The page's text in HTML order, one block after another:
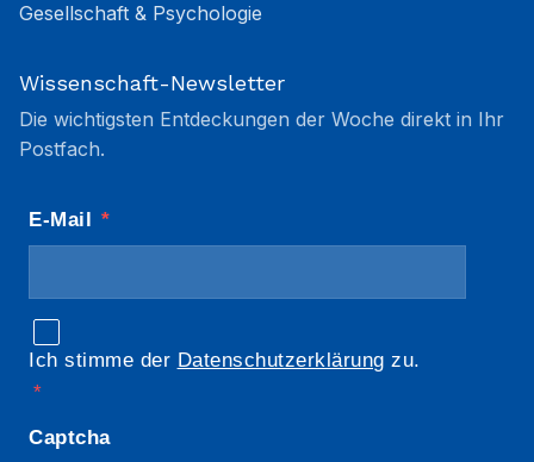
Gesellschaft & Psychologie
Wissenschaft-Newsletter
Die wichtigsten Entdeckungen der Woche direkt in Ihr
Postfach.